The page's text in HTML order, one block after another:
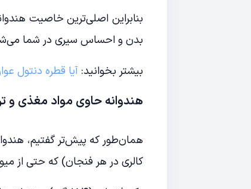
بنابراین اصلی‌ترین خاصیت
بدن و احساس سیری در شما‌
بیشتر بخوانید: آیا قطره دنتول
هندوانه حاوی مواد مغذی و
کالری در هر فنجان) که حتی از